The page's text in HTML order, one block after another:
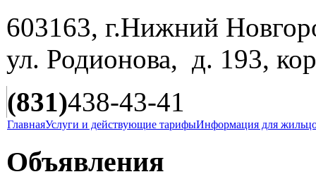
603163, г.Нижний
ул. Родионова, д. 193,
(831)438-43-41
ГлавнаяУслуги и действующие тарифыИнформация для
Объявления